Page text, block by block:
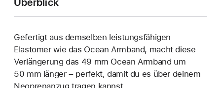
Gefertigt aus demselben leistungs­fähigen
Elastomer wie das Ocean Armband, macht diese
Verlängerung das 49 mm Ocean Armband um
50 mm länger – perfekt, damit du es über deinem
Neopren­anzug tragen kannst.